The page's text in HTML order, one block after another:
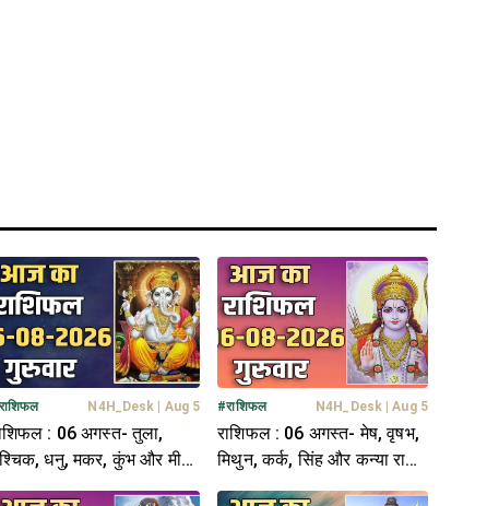
N4H_Desk | Aug 5
: 06 अगस्त- तुला,
धनु, मकर, कुंभ और मीन
#राशिफल N4H_Desk | Aug 5
राशिफल : 06 अगस्त- मेष, वृषभ,
मिथुन, कर्क, सिंह और कन्या राशि-